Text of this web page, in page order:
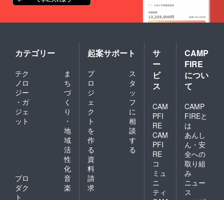
す2000円
以降の
で飲み
放題を
延長す
ること
も可能
です ■
ンは11
月〜12
月を予
定して
おりま
円) ※お
み放題
4000円)
※料理は
コース2
本の中
からい
ずれか
となり
ます。
■21：
00以降
は通常
通り
『参謀
BAR』
として
営業致
しま
す。会
は、一
般予約
開始前
望のご
予約日
を1日お
取り致
しま
■CAMP
会員に
なられ
た会員
様は、
以下の
コース
をご注
文いた
だけま
す。 ・
低温調
理のお
カテゴリー
テク
ノロ
ジー
・ガ
ジェ
ット
ま
ち
づ
く
り
・
地
域
活
性
化
プロ
ダク
ト
音
楽
起案サポート
プ
ロ
ジ
ェ
ク
ト
を
作
る
ス
タ
ッ
フ
に
相
談
す
る
資
料
請
求
サ
ー
ビ
ス
CAM
PFI
RE
CAM
PFI
RE
コ
ミュ
ニ
ティ
CAMP
FIRE
につい
て
CAMP
FIREと
は
あんし
ん・安
全への
取り組
み
ニュー
ス